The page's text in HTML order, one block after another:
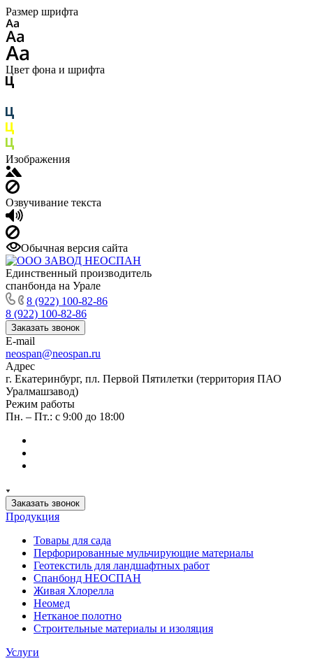
Размер шрифта
Цвет фона и шрифта
Изображения
Озвучивание текста
Обычная версия сайта
Единственный производитель
спанбонда на Урале
8 (922) 100-82-86
8 (922) 100-82-86
Заказать звонок
E-mail
neospan@neospan.ru
Адрес
г. Екатеринбург, пл. Первой Пятилетки (территория ПАО
Уралмашзавод)
Режим работы
Пн. – Пт.: с 9:00 до 18:00
Заказать звонок
Продукция
Товары для сада
Перфорированные мульчирующие материалы
Геотекстиль для ландшафтных работ
Спанбонд НЕОСПАН
Живая Хлорелла
Нeомед
Нетканое полотно
Строительные материалы и изоляция
Услуги